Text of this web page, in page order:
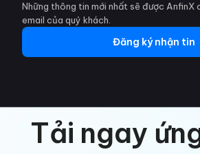
Những thông tin mới nhất sẽ được AnfinX
email của quý khách.
Đăng ký nhận tin
Tải ngay